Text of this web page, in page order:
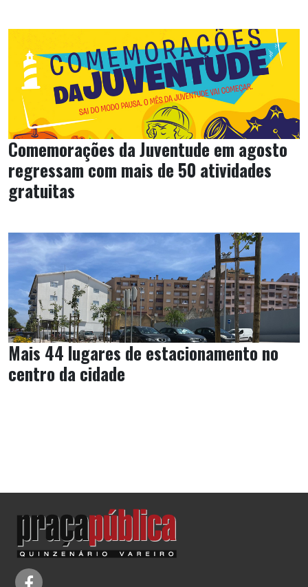
Comemorações da Juventude em agosto
regressam com mais de 50 atividades
gratuitas
Mais 44 lugares de estacionamento no
centro da cidade